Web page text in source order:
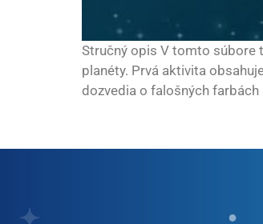
Stručný opis V tomto súbore
planéty. Prvá aktivita
dozvedia o falošných farbách